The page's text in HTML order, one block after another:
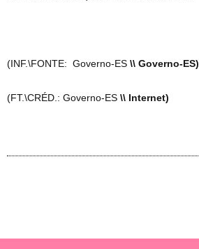
(INF.\FONTE: Governo-ES \\ Governo-ES)
(FT.\CRÉD.: Governo-ES \\ Internet)